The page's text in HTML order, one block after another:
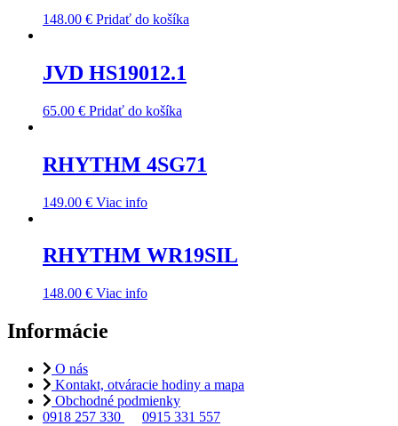
148.00 € Pridať do košíka
JVD HS19012.1
65.00 € Pridať do košíka
RHYTHM 4SG71
149.00 € Viac info
RHYTHM WR19SIL
148.00 € Viac info
Informácie
O nás
Kontakt, otváracie hodiny a mapa
Obchodné podmienky
0918 257 330
0915 331 557